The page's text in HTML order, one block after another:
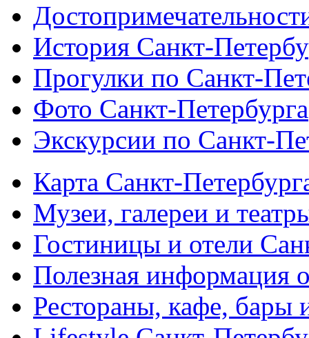
История Санкт-
Прогулки по Санкт-
Фото Санкт-Петербурга
Экскурсии по Санкт-
Карта Санкт-
Музеи, галереи и
Гостиницы и отели
Полезная информация
Рестораны, кафе, бары